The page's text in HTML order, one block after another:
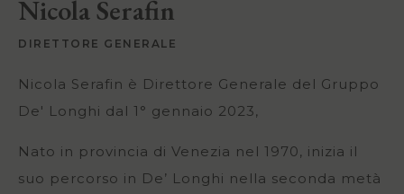
Nicola Serafin
DIRETTORE GENERALE
Nicola Serafin è Direttore Generale del Gruppo
De' Longhi dal 1° gennaio 2023,
Nato in provincia di Venezia nel 1970, inizia il
suo percorso in De’ Longhi nella seconda metà